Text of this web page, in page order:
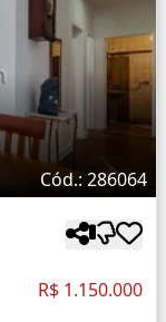
Cód.: 286064
R$ 1.150.000